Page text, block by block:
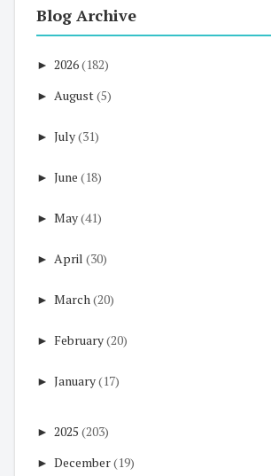
Blog Archive
► 2026(182)
► August(5)
► July(31)
► June (18)
► May(41)
► April (30)
► March(20)
► February(20)
► January(17)
► 2025 (203)
► December(19)